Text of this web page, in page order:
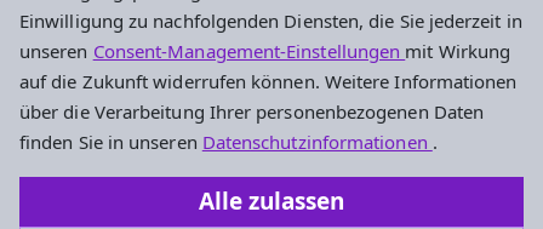
Einwilligung zu nachfolgenden Diensten, die Sie jederzeit in
unseren Consent-Management-Einstellungen mit Wirkung
auf die Zukunft widerrufen können. Weitere Informationen
über die Verarbeitung Ihrer personenbezogenen Daten
finden Sie in unseren Datenschutzinformationen .
Alle zulassen
Evangelisches Dekanat an der Lahn
Dietkircher Weg 5a
65549 Limburg an der Lahn